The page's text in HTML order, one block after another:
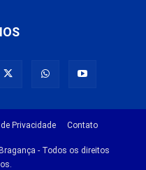
Privacidade Contato
- Todos os direitos